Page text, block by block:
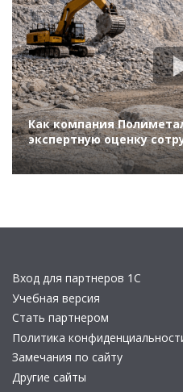
Как компания
экспертную оценку
Вход для партнеров 1С
Учебная версия
Стать партнером
Политика
Замечания по сайту
Другие сайты